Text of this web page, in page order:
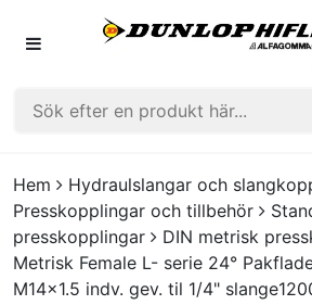
HEM
FAVORITLISTOR
KATALOGER
Hem
Hydraulslangar och
Presskopplingar och tillbehör
presskopplingar
DIN metrisk
Metrisk Female L- serie 24°
M14x1.5 indv. gev. til 1/4"